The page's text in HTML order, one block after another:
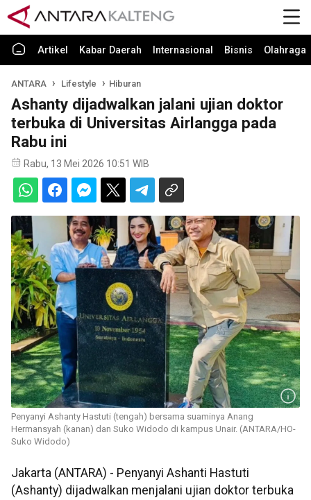
Artikel Kabar Daerah Internasional Bisnis Olahraga
ANTARA Lifestyle Hiburan
Ashanty dijadwalkan jalani ujian doktor
terbuka di Universitas Airlangga pada
Rabu ini
Rabu, 13 Mei 2026 10:51 WIB
Penyanyi Ashanty Hastuti (tengah) bersama suaminya Anang
Hermansyah (kanan) dan Suko Widodo di kampus Unair. (ANTARA/HO-
Suko Widodo)
Jakarta (ANTARA) - Penyanyi Ashanti Hastuti
(Ashanty) dijadwalkan menjalani ujian doktor terbuka